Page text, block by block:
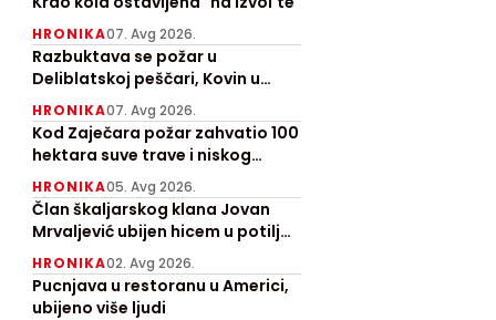
HRONIKA07. Avg 2026.
Razbuktava se požar u
Deliblatskoj peščari, Kovin u
pepelu
HRONIKA07. Avg 2026.
Kod Zaječara požar zahvatio 100
hektara suve trave i niskog
rastinja, angažovan "Kamov"
HRONIKA05. Avg 2026.
Član škaljarskog klana Jovan
Mrvaljević ubijen hicem u potiljak
kod Nikšića
HRONIKA02. Avg 2026.
Pucnjava u restoranu u Americi,
ubijeno više ljudi